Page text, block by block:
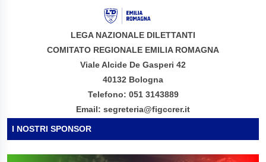
LEGA NAZIONALE DILETTANTI
COMITATO REGIONALE EMILIA ROMAGNA
Viale Alcide De Gasperi 42
40132 Bologna
Telefono: 051 3143889
Email: segreteria@figccrer.it
I NOSTRI SPONSOR